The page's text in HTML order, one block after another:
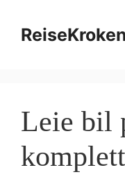
innhold
Leie bil